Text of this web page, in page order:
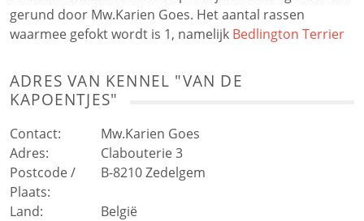
gerund door Mw.Karien Goes. Het aantal rassen
waarmee gefokt wordt is 1, namelijk Bedlington Terrier
ADRES VAN KENNEL "VAN DE
KAPOENTJES"
Contact:
Mw.Karien Goes
Adres:
Clabouterie 3
Postcode /
Plaats:
B-8210Zedelgem
Land:
België